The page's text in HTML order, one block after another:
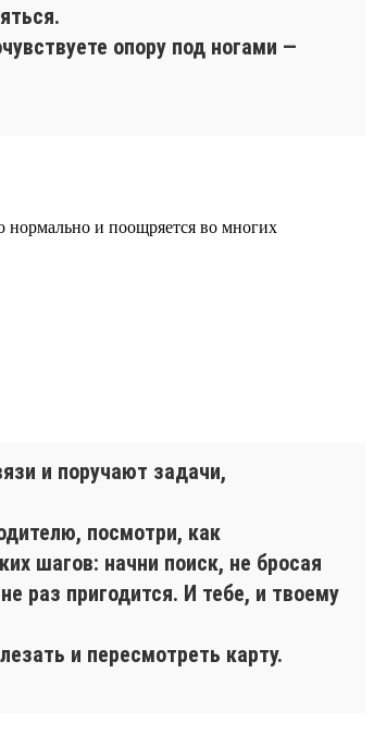
опору под ногами —
нормально и поощряется во многих
и поручают задачи,
посмотри, как
шагов: начни поиск, не бросая
раз пригодится. И тебе, и твоему
и пересмотреть карту.